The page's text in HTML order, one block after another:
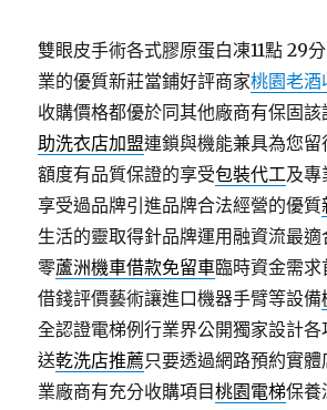
雙眼皮手術各式膠原蛋白凍11點 29
業的優質新莊當鋪好評商家桃園老酒
收購價格都優於同其他廠商有保固該
助洗衣店加盟連鎖與機能兼具為您
額度有品質保證的享受包裝代工及專
享受過品牌引進品牌合法經營的優質
生活的靈取得針品牌運用融資流最
零蘆洲機車借款免留車臨時資金需
借錢評價藝術讓進口機器手臂等設備
全認證電梯例行業界公開獨家設計
送乾洗店推薦只要透過網路預約實
業廠商有充分收購項目桃園電梯保養